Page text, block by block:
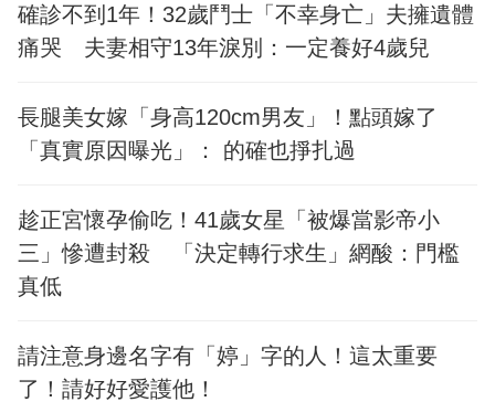
確診不到1年！32歲鬥士「不幸身亡」夫擁遺體
痛哭 夫妻相守13年淚別：一定養好4歲兒
長腿美女嫁「身高120cm男友」！點頭嫁了
「真實原因曝光」： 的確也掙扎過
趁正宮懷孕偷吃！41歲女星「被爆當影帝小
三」慘遭封殺 「決定轉行求生」網酸：門檻
真低
請注意身邊名字有「婷」字的人！這太重要
了！請好好愛護他！